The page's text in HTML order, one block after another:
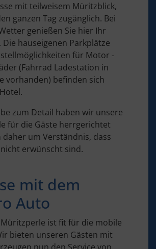
mit teilweisem Müritzblick,
ganzen Tag zugänglich. Bei
genießen Sie hier Ihr
Die hauseigenen Parkplätze
für Motor -
(Fahrrad Ladestation in
vorhanden) befinden sich
zum Detail haben wir unsere
für die Gäste herrgerichtet
um Verständnis, dass
erwünscht sind.
mit dem
Auto
ist fit für die mobile
bieten unseren Gästen mit